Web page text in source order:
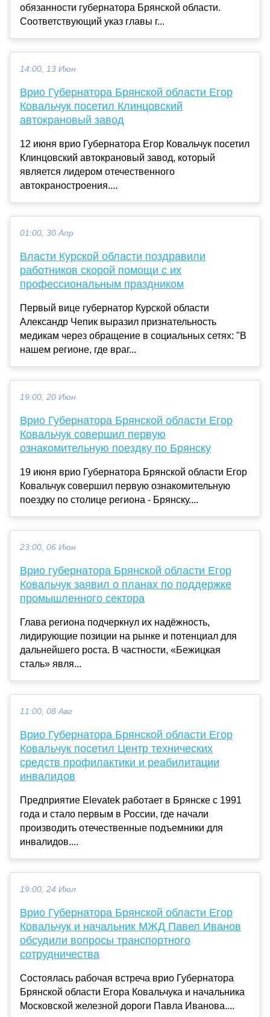
обязанности губернатора Брянской области.
Соответствующий указ главы г...
14:00, 13 Июн
Врио Губернатора Брянской области Егор
Ковальчук посетил Клинцовский
автокрановый завод
12 июня врио Губернатора Егор Ковальчук посетил
Клинцовский автокрановый завод, который
является лидером отечественного
автокраностроения....
01:00, 30 Апр
Власти Курской области поздравили
работников скорой помощи с их
профессиональным праздником
Первый вице губернатор Курской области
Александр Чепик выразил признательность
медикам через обращение в социальных сетях: "В
нашем регионе, где враг...
19:00, 20 Июн
Врио Губернатора Брянской области Егор
Ковальчук совершил первую
ознакомительную поездку по Брянску
19 июня врио Губернатора Брянской области Егор
Ковальчук совершил первую ознакомительную
поездку по столице региона - Брянску....
23:00, 06 Июн
Врио губернатора Брянской области Егор
Ковальчук заявил о планах по поддержке
промышленного сектора
Глава региона подчеркнул их надёжность,
лидирующие позиции на рынке и потенциал для
дальнейшего роста. В частности, «Бежицкая
сталь» явля...
11:00, 08 Авг
Врио Губернатора Брянской области Егор
Ковальчук посетил Центр технических
средств профилактики и реабилитации
инвалидов
Предприятие Elevatek работает в Брянске с 1991
года и стало первым в России, где начали
производить отечественные подъемники для
инвалидов....
19:00, 24 Июл
Врио Губернатора Брянской области Егор
Ковальчук и начальник МЖД Павел Иванов
обсудили вопросы транспортного
сотрудничества
Состоялась рабочая встреча врио Губернатора
Брянской области Егора Ковальчука и начальника
Московской железной дороги Павла Иванова....